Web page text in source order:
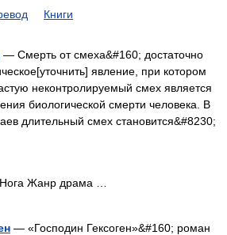
Книги
— Смерть от смеха&#160; достаточно
явление, при котором
неконтролируемый смех является
биологической смерти человека. В
длительный смех становится&#8230;
Жанр драма …
— «Господин Гексоген»&#160; роман